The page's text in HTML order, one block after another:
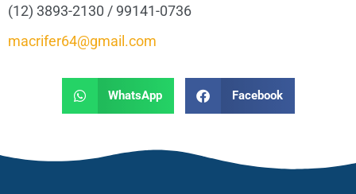
(12) 3893-2130 / 99141-0736
macrifer64@gmail.com
WhatsApp Facebook